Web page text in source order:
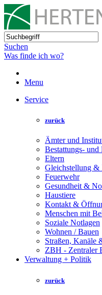
Suchen
Was finde ich wo?
Menu
Service
zurück
Ämter und
Bestattungs- und
Eltern
Gleichstellung &
Feuerwehr
Gesundheit &
Haustiere
Kontakt &
Menschen mit
Soziale Notlagen
Wohnen / Bauen
Straßen, Kanäle
ZBH - Zentraler
Verwaltung + Politik
zurück